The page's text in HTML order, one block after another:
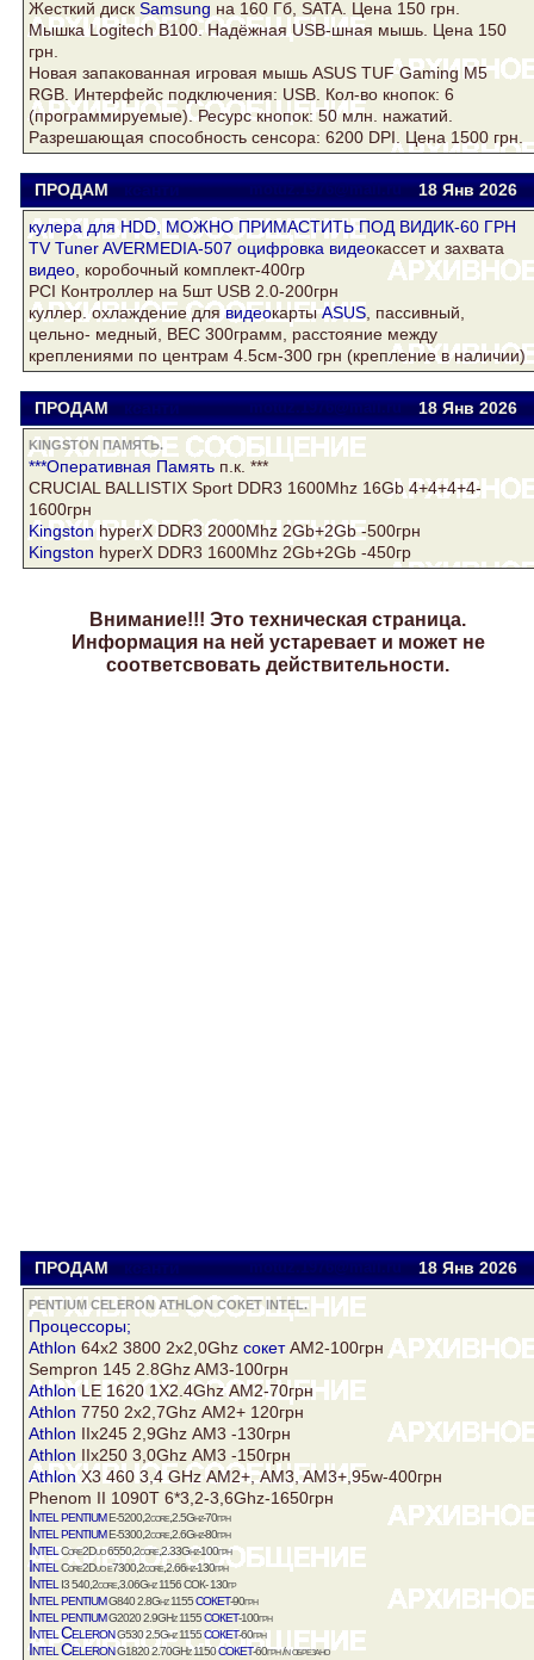
Жесткий диск Samsung на 160 Гб, SATA . Цена 150 грн.
Мышка Logitech B100. Надёжная USB-шная мышь. Цена 150
грн.
Новая запакованная игровая мышь ASUS TUF Gaming M5
RGB. Интерфейс подключения: USB. Кол-во кнопок: 6
(программируемые). Ресурс кнопок: 50 млн. нажатий.
Разрешающая способность сенсора: 6200 DPI. Цена 1500 грн.
ПРОДАМ ксанти motuz.1976@mail.ru 18 Янв2026
кулера для HDD, МОЖНО ПРИМАСТИТЬ ПОД ВИДИК-60 ГРН
TV Tuner AVERMEDIA-507 оцифровка видеокассет и захвата
видео , коробочный комплект-400гр
PCI Контроллер на 5шт USB 2.0-200грн
куллер. охлаждение длявидеокартыASUS , пассивный,
цельно- медный, ВЕС 300грамм, расстояние между
креплениями по центрам 4.5см-300 грн (крепление в наличии)
ПРОДАМ ксанти motuz.1976@mail.ru 18 Янв2026
KINGSTON ПАМЯТЬ.
***Оперативная Память п.к. ***
CRUCIAL BALLISTIX Sport DDR3 1600Mhz 16Gb 4+4+4+4-
1600грн
KingstonhyperX DDR3 2000Mhz 2Gb+2Gb -500грн
Kingston hyperX DDR3 1600Mhz 2Gb+2Gb -450гр
Внимание!!! Это техническая страница.
Информация на ней устаревает и может не
соответсвовать действительности.
ПРОДАМ ксанти motuz.1976@mail.ru 18 Янв2026
PENTIUM CELERON ATHLON СОКЕТ INTEL.
Процессоры;
Athlon 64х2 3800 2х2,0Ghz сокетАМ2-100грн
Sempron 145 2.8Ghz AM3-100грн
AthlonLE 1620 1Х2.4Ghz АМ2-70грн
Athlon 7750 2х2,7Ghz АМ2+ 120грн
Athlon IIх245 2,9Ghz АМ3 -130грн
Athlon IIх250 3,0Ghz АМ3 -150грн
AthlonX3 460 3,4 GHz АМ2+, AM3, AM3+,95w-400грн
Phenom II 1090Т 6*3,2-3,6Ghz-1650грн
Intel pentiumE-5200,2core,2.5Ghz-70грн
Intel pentiumE-5300,2core,2.6Ghz-80грн
IntelCore2Duo 6550,2core,2.33Ghz-100грн
IntelCore2Duo е7300,2core,2.66hz-130грн
Intel I3 540,2core,3.06Ghz 1156 СОК- 130гр
Intel pentiumG840 2.8Ghz 1155сокет-90грн
Intel pentiumG2020 2.9GHz 1155сокет-100грн
IntelCeleronG530 2.5Ghz 1155сокет-60грн
IntelCeleronG1820 2.70GHz 1150сокет-60грн /n обрезано